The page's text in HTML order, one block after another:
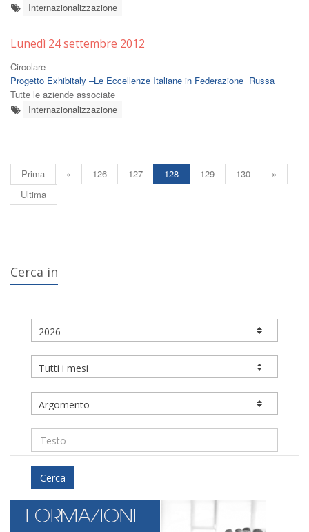
Internazionalizzazione
Lunedì 24 settembre 2012
Circolare
Progetto Exhibitaly –Le Eccellenze Italiane in Federazione Russa
Tutte le aziende associate
Internazionalizzazione
Prima « 126 127 128 129 130
»
Ultima
Cerca in
Cerca